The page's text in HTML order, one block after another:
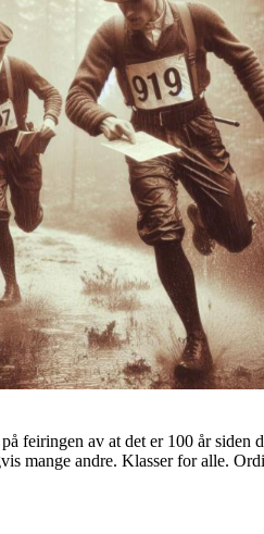
feiringen av at det er 100 år siden
mange andre. Klasser for alle.